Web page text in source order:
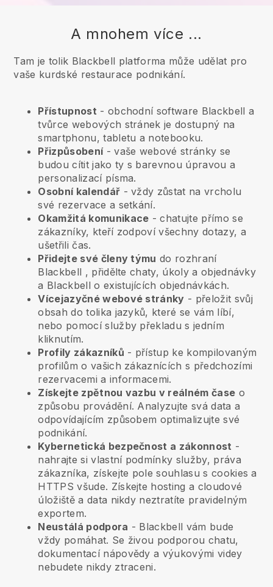
A mnohem více ...
Tam je tolik Blackbell platforma může udělat pro
vaše kurdské restaurace podnikání.
Přístupnost - obchodní software Blackbell a
tvůrce webových stránek je dostupný na
smartphonu, tabletu a notebooku.
Přizpůsobení- vaše webové stránky se
budou cítit jako ty s barevnou úpravou a
personalizací písma.
Osobní kalendář - vždy zůstat na vrcholu
své rezervace a setkání.
Okamžitá komunikace - chatujte přímo se
zákazníky, kteří zodpoví všechny dotazy, a
ušetřili čas.
Přidejte své členy týmu do rozhraní
Blackbell , přidělte chaty, úkoly a objednávky
a Blackbell o existujících objednávkách.
Vícejazyčné webové stránky - přeložit svůj
obsah do tolika jazyků, které se vám líbí,
nebo pomocí služby překladu s jedním
kliknutím.
Profily zákazníků - přístup ke kompilovaným
profilům o vašich zákaznících s předchozími
rezervacemi a informacemi.
Získejte zpětnou vazbu v reálném čase o
způsobu provádění. Analyzujte svá data a
odpovídajícím způsobem optimalizujte své
podnikání.
Kybernetická bezpečnost a zákonnost -
nahrajte si vlastní podmínky služby, práva
zákazníka, získejte pole souhlasu s cookies a
HTTPS všude. Získejte hosting a cloudové
úložiště a data nikdy neztratíte pravidelným
exportem.
Neustálá podpora - Blackbell vám bude
vždy pomáhat. Se živou podporou chatu,
dokumentací nápovědy a výukovými videy
nebudete nikdy ztraceni.